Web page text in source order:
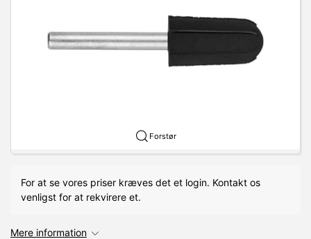
Forstør
For at se vores priser kræves det et login. Kontakt os
venligst for at rekvirere et.
Mere information